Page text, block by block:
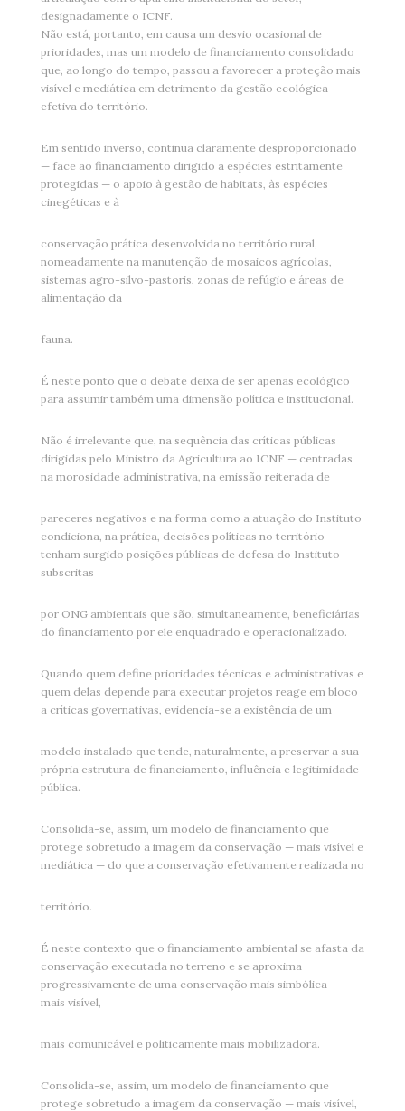
designadamente o ICNF.
Não está, portanto, em causa um desvio ocasional de
prioridades, mas um modelo de financiamento consolidado
que, ao longo do tempo, passou a favorecer a proteção mais
visível e mediática em detrimento da gestão ecológica
efetiva do território.
Em sentido inverso, continua claramente desproporcionado
— face ao financiamento dirigido a espécies estritamente
protegidas — o apoio à gestão de habitats, às espécies
cinegéticas e à
conservação prática desenvolvida no território rural,
nomeadamente na manutenção de mosaicos agrícolas,
sistemas agro-silvo-pastoris, zonas de refúgio e áreas de
alimentação da
fauna.
É neste ponto que o debate deixa de ser apenas ecológico
para assumir também uma dimensão política e institucional.
Não é irrelevante que, na sequência das críticas públicas
dirigidas pelo Ministro da Agricultura ao ICNF — centradas
na morosidade administrativa, na emissão reiterada de
pareceres negativos e na forma como a atuação do Instituto
condiciona, na prática, decisões políticas no território —
tenham surgido posições públicas de defesa do Instituto
subscritas
por ONG ambientais que são, simultaneamente, beneficiárias
do financiamento por ele enquadrado e operacionalizado.
Quando quem define prioridades técnicas e administrativas e
quem delas depende para executar projetos reage em bloco
a críticas governativas, evidencia-se a existência de um
modelo instalado que tende, naturalmente, a preservar a sua
própria estrutura de financiamento, influência e legitimidade
pública.
Consolida-se, assim, um modelo de financiamento que
protege sobretudo a imagem da conservação — mais visível e
mediática — do que a conservação efetivamente realizada no
território.
É neste contexto que o financiamento ambiental se afasta da
conservação executada no terreno e se aproxima
progressivamente de uma conservação mais simbólica —
mais visível,
mais comunicável e politicamente mais mobilizadora.
Consolida-se, assim, um modelo de financiamento que
protege sobretudo a imagem da conservação — mais visível,